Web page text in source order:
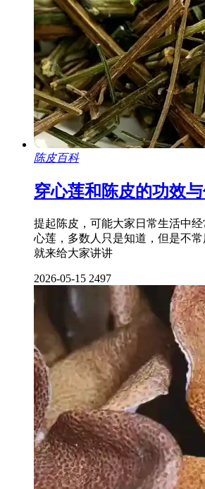
陈皮百科
穿心莲和陈皮的功效与
提起陈皮，可能大家日常生活中
心莲，多数人只是知道，但是不
就来给大家讲讲
2026-05-15 2497